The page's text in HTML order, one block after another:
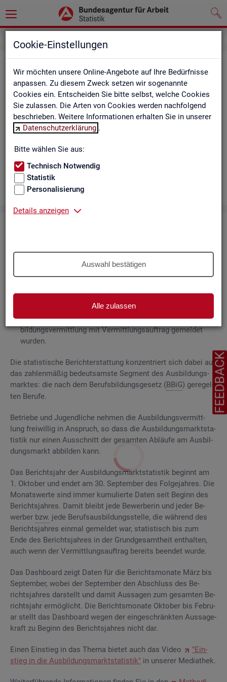
Cookie-Einstellungen
Wir möchten unsere Online-Angebote auf Ihre Bedürfnisse
anpassen. Zu diesem Zweck setzen wir sogenannte
Cookies ein. Entscheiden Sie bitte selbst, welche Cookies
Sie zulassen. Die Arten von Cookies werden nachfolgend
beschrieben. Weitere Informationen erhalten Sie in unserer
Datenschutzerklärung .
Bitte wählen Sie aus:
Technisch Notwendig
Statistik
Personalisierung
Details anzeigen
Auswahl bestätigen
Alle zulassen
Aus­bil­dungs­markt
Das Da­sh­board zeigt die wich­tigs­ten Daten zum Aus­bil­dungs­
markt in in­ter­ak­ti­ven Gra­fi­ken und Ta­bel­len. Für Deutsch­land,
Län­der, Krei­se, Agen­tur­be­zir­ke und Ar­beits­markt­re­gio­nen bil­
det es ge­mel­de­te Be­wer­be­rin­nen und Be­wer­ber sowie Be­rufs­
aus­bil­dungs­stel­len nach ge­frag­ten Merk­ma­len ab, bei­spiels­
wei­se Be­ru­fe. Neue Daten gibt es mo­nat­lich für März bis Sep­
DieAus­bil­dungs­markt­sta­tis­tik be­rich­tet über
Be­wer­be­rin­nen und Be­wer­ber für Be­rufs­aus­bil­
der Agen­tu­ren für Ar­beit undJob­cen­terzum Aus­bil­dungs­
markt in An­spruch neh­men, sowie
Be­rufs­aus­bil­dungs­stel­len, die beiAAundJCfür die Aus­
bil­dungs­ver­mitt­lung mit Ver­mitt­lungs­auf­trag ge­mel­det
wur­den.
Die sta­tis­ti­sche Be­richt­erstat­tung kon­zen­triert sich dabei auf
das zah­len­mä­ßig be­deut­sams­te Seg­ment des Aus­bil­dungs­
mark­tes: die nach dem Be­rufs­bil­dungs­ge­setz (BBiG) ge­re­gel­
ten Be­ru­fe.
Be­trie­be und Ju­gend­li­che neh­men die Aus­bil­dungs­ver­mitt­
lung frei­wil­lig in An­spruch, so dass die Aus­bil­dungs­markt­sta­
tis­tik nur einen Aus­schnitt der ge­sam­ten Ab­läu­fe am Aus­bil­
dungs­markt ab­bil­den kann.
Das Be­richts­jahr der Aus­bil­dungs­markt­sta­tis­tik be­ginnt am
1. Ok­to­ber und endet am 30. Sep­tem­ber des Fol­ge­jah­res. Die
Mo­nats­wer­te sind immer ku­mu­lier­te Daten seit Be­ginn des
Be­richts­jah­res. Damit bleibt jede Be­wer­be­rin und jeder Be­
wer­ber bzw. jede Be­rufs­aus­bil­dungs­stel­le, die wäh­rend des
Be­richts­jah­res ein­mal ge­mel­det war, sta­tis­tisch bis zum
Ende des Be­richts­jah­res in der Grund­ge­samt­heit ent­hal­ten,
auch wenn der Ver­mitt­lungs­auf­trag be­reits be­en­det wurde.
Das Da­sh­board zeigt Daten für die Be­richts­mo­na­te März bis
Sep­tem­ber, wobei der Sep­tem­ber den Ab­schluss des Be­
richts­jah­res dar­stellt und damit Aus­sa­gen zum ge­sam­ten Be­
richts­jahr er­mög­licht. Die Be­richts­mo­na­te Ok­to­ber bis Fe­bru­
ar stellt das Da­sh­board wegen der ein­ge­schränk­ten Aus­sa­ge­
kraft zu Be­ginn des Be­richts­jah­res nicht dar.
Einen Ein­stieg in das Thema bie­tet auch das Video
"Ein­
stieg in die Aus­bil­dungs­markt­sta­tis­tik" in un­se­rer Me­dia­thek.
FEEDBACK